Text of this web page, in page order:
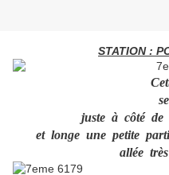
STATION :
juste à côté
et longe une petite
allée